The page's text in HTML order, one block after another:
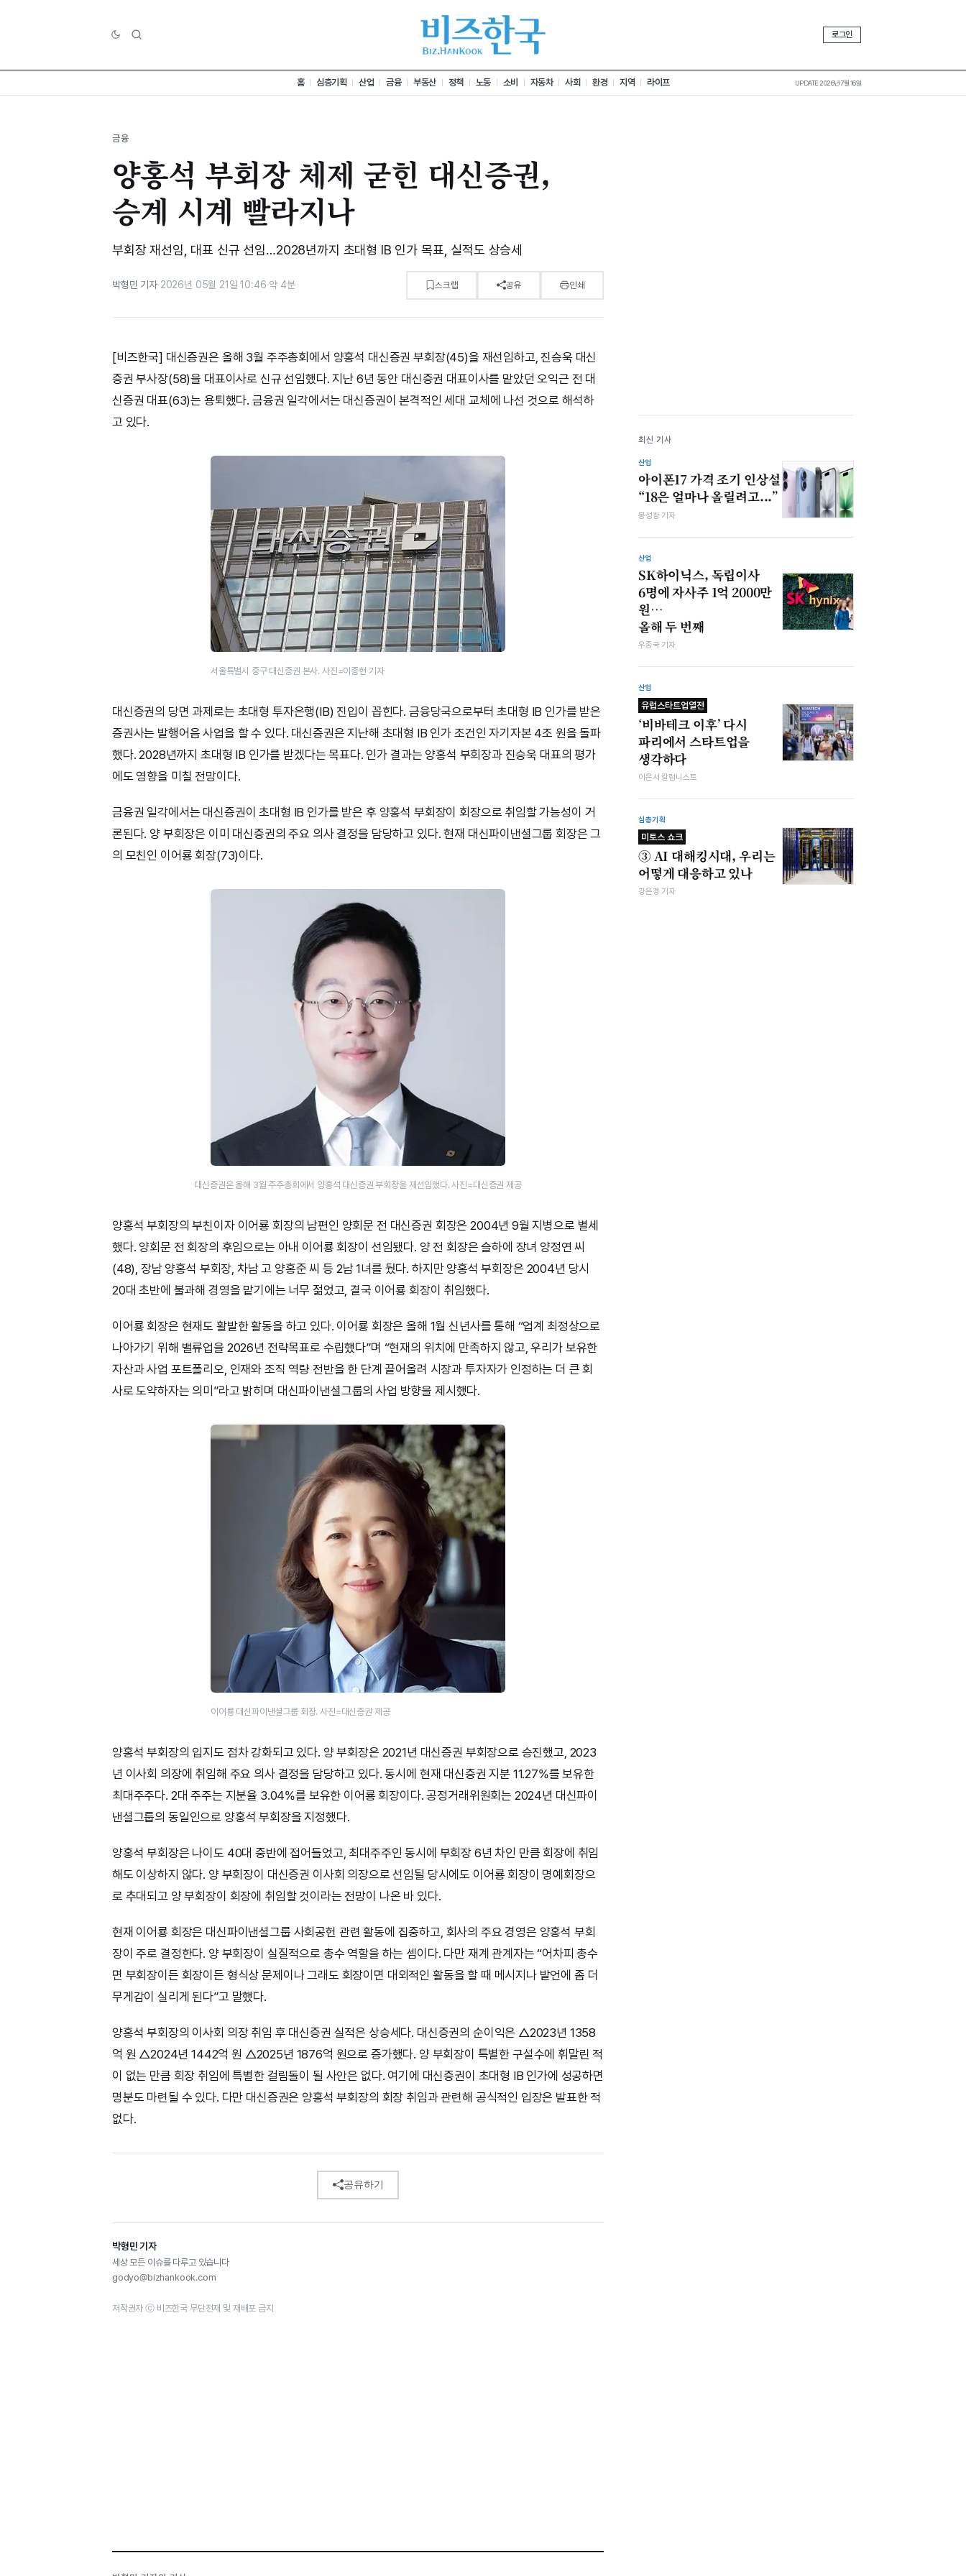
로그인
홈 심층기획 산업 금융 부동산 정책 노동 소비 자동차 사회 환경 지역 라이프 UPDATE 2026년 7월 16일
금융
양홍석 부회장 체제 굳힌 대신증권,
승계 시계 빨라지나
부회장 재선임, 대표 신규 선임…2028년까지 초대형 IB 인가 목표, 실적도 상승세
박형민 기자·2026년 05월 21일 10:46·약 4분 스크랩 공유 인쇄
[비즈한국] 대신증권은 올해 3월 주주총회에서 양홍석 대신증권 부회장(45)을 재선임하고, 진승욱 대신
증권 부사장(58)을 대표이사로 신규 선임했다. 지난 6년 동안 대신증권 대표이사를 맡았던 오익근 전 대
신증권 대표(63)는 용퇴했다. 금융권 일각에서는 대신증권이 본격적인 세대 교체에 나선 것으로 해석하
고 있다.
서울특별시 중구 대신증권 본사. 사진=이종현 기자
대신증권의 당면 과제로는 초대형 투자은행(IB) 진입이 꼽힌다. 금융당국으로부터 초대형 IB 인가를 받은
증권사는 발행어음 사업을 할 수 있다. 대신증권은 지난해 초대형 IB 인가 조건인 자기자본 4조 원을 돌파
했다. 2028년까지 초대형 IB 인가를 받겠다는 목표다. 인가 결과는 양홍석 부회장과 진승욱 대표의 평가
에도 영향을 미칠 전망이다.
금융권 일각에서는 대신증권이 초대형 IB 인가를 받은 후 양홍석 부회장이 회장으로 취임할 가능성이 거
론된다. 양 부회장은 이미 대신증권의 주요 의사 결정을 담당하고 있다. 현재 대신파이낸셜그룹 회장은 그
의 모친인 이어룡 회장(73)이다.
대신증권은 올해 3월 주주총회에서 양홍석 대신증권 부회장을 재선임했다. 사진=대신증권 제공
양홍석 부회장의 부친이자 이어룡 회장의 남편인 양회문 전 대신증권 회장은 2004년 9월 지병으로 별세
했다. 양회문 전 회장의 후임으로는 아내 이어룡 회장이 선임됐다. 양 전 회장은 슬하에 장녀 양정연 씨
(48), 장남 양홍석 부회장, 차남 고 양홍준 씨 등 2남 1녀를 뒀다. 하지만 양홍석 부회장은 2004년 당시
20대 초반에 불과해 경영을 맡기에는 너무 젊었고, 결국 이어룡 회장이 취임했다.
이어룡 회장은 현재도 활발한 활동을 하고 있다. 이어룡 회장은 올해 1월 신년사를 통해 “업계 최정상으로
나아가기 위해 밸류업을 2026년 전략목표로 수립했다”며 “현재의 위치에 만족하지 않고, 우리가 보유한
자산과 사업 포트폴리오, 인재와 조직 역량 전반을 한 단계 끌어올려 시장과 투자자가 인정하는 더 큰 회
사로 도약하자는 의미”라고 밝히며 대신파이낸셜그룹의 사업 방향을 제시했다.
이어룡 대신파이낸셜그룹 회장. 사진=대신증권 제공
양홍석 부회장의 입지도 점차 강화되고 있다. 양 부회장은 2021년 대신증권 부회장으로 승진했고, 2023
년 이사회 의장에 취임해 주요 의사 결정을 담당하고 있다. 동시에 현재 대신증권 지분 11.27%를 보유한
최대주주다. 2대 주주는 지분율 3.04%를 보유한 이어룡 회장이다. 공정거래위원회는 2024년 대신파이
낸셜그룹의 동일인으로 양홍석 부회장을 지정했다.
양홍석 부회장은 나이도 40대 중반에 접어들었고, 최대주주인 동시에 부회장 6년 차인 만큼 회장에 취임
해도 이상하지 않다. 양 부회장이 대신증권 이사회 의장으로 선임될 당시에도 이어룡 회장이 명예회장으
로 추대되고 양 부회장이 회장에 취임할 것이라는 전망이 나온 바 있다.
현재 이어룡 회장은 대신파이낸셜그룹 사회공헌 관련 활동에 집중하고, 회사의 주요 경영은 양홍석 부회
장이 주로 결정한다. 양 부회장이 실질적으로 총수 역할을 하는 셈이다. 다만 재계 관계자는 “어차피 총수
면 부회장이든 회장이든 형식상 문제이나 그래도 회장이면 대외적인 활동을 할 때 메시지나 발언에 좀 더
무게감이 실리게 된다”고 말했다.
양홍석 부회장의 이사회 의장 취임 후 대신증권 실적은 상승세다. 대신증권의 순이익은 △2023년 1358
억 원 △2024년 1442억 원 △2025년 1876억 원으로 증가했다. 양 부회장이 특별한 구설수에 휘말린 적
이 없는 만큼 회장 취임에 특별한 걸림돌이 될 사안은 없다. 여기에 대신증권이 초대형 IB 인가에 성공하면
명분도 마련될 수 있다. 다만 대신증권은 양홍석 부회장의 회장 취임과 관련해 공식적인 입장은 발표한 적
없다.
공유하기
박형민 기자
세상 모든 이슈를 다루고 있습니다
godyo@bizhankook.com
저작권자 ⓒ 비즈한국 무단전재 및 재배포 금지
최신 기사
산업
아이폰17 가격 조기 인상설
“18은 얼마나 올릴려고...”
봉성창 기자
산업
SK하이닉스, 독립이사
6명에 자사주 1억 2000만
원…
올해 두 번째
우종국 기자
산업
유럽스타트업열전
‘비바테크 이후’ 다시
파리에서 스타트업을
생각하다
이은서 칼럼니스트
심층기획
미토스 쇼크
③ AI 대해킹시대, 우리는
어떻게 대응하고 있나
강은경 기자